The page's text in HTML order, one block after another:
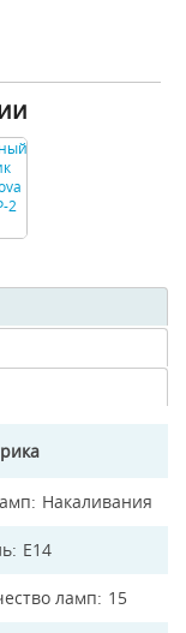
Накаливания
E14
ламп 15